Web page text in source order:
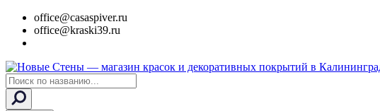
office@casaspiver.ru
office@kraski39.ru
Search
...